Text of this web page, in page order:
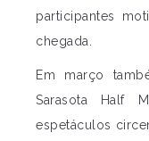
participantes
chegada.
Em março
Sarasota Half
espetáculos